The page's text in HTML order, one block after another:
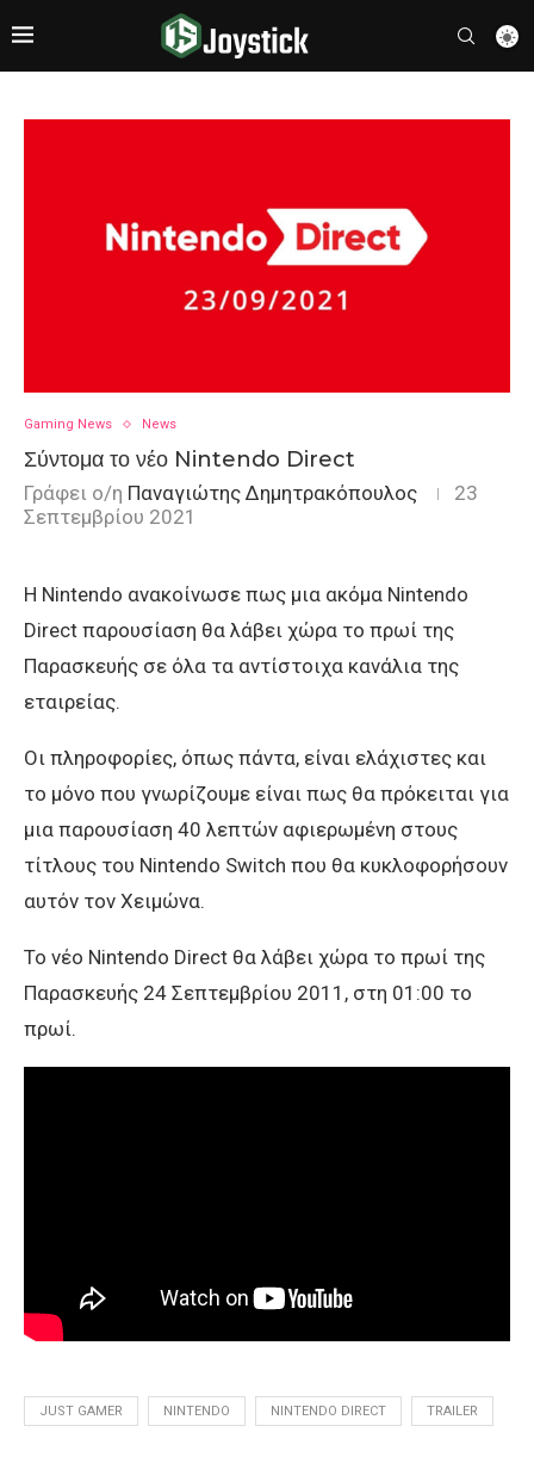
Gaming News News
Σύντομα το νέο Nintendo Direct
Γράφει ο/η Παναγιώτης Δημητρακόπουλος
23
Σεπτεμβρίου 2021
H Nintendo ανακοίνωσε πως μια ακόμα Nintendo
Direct παρουσίαση θα λάβει χώρα το πρωί της
Παρασκευής σε όλα τα αντίστοιχα κανάλια της
εταιρείας.
Οι πληροφορίες, όπως πάντα, είναι ελάχιστες και
το μόνο που γνωρίζουμε είναι πως θα πρόκειται για
μια παρουσίαση 40 λεπτών αφιερωμένη στους
τίτλους του Nintendo Switch που θα κυκλοφορήσουν
αυτόν τον Χειμώνα.
Το νέο Nintendo Direct θα λάβει χώρα το πρωί της
Παρασκευής 24 Σεπτεμβρίου 2011, στη 01:00 το
πρωί.
JUST GAMER NINTENDO NINTENDO DIRECT TRAILER